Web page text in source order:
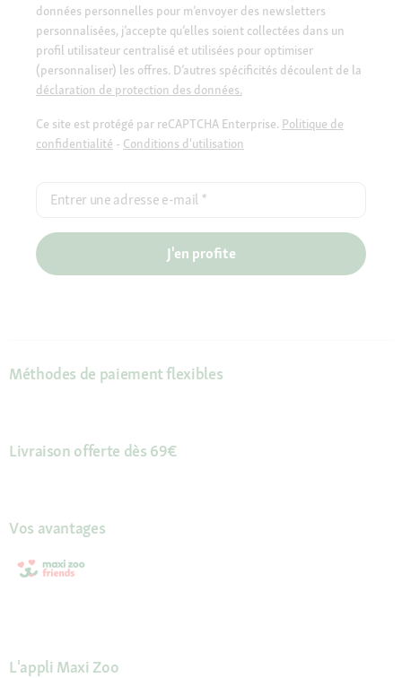
données personnelles pour m’envoyer des newsletters
personnalisées, j’accepte qu’elles soient collectées dans un
profil utilisateur centralisé et utilisées pour optimiser
(personnaliser) les offres. D’autres spécificités découlent de la
déclaration de protection des données.
Ce site est protégé par reCAPTCHA Enterprise. Politique de
confidentialité - Conditions d'utilisation
Entrer une adresse e-mail *
J'en profite
Méthodes de paiement flexibles
Livraison offerte dès 69€
Vos avantages
L'appli Maxi Zoo